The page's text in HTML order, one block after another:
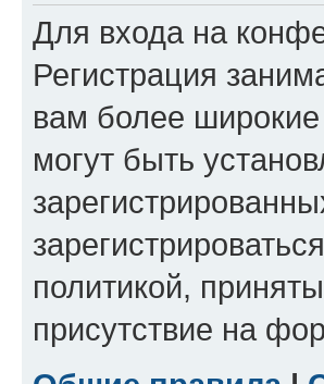
Для входа на
Регистрация
вам более
могут быть
политикой,
присутствие на